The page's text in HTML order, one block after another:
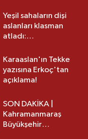
Yeşil sahaların dişi
aslanları klasman
atladı:
üst lige iki transfer!
Karaaslan'ın Tekke
yazısına Erkoç'tan
açıklama!
SON DAKİKA |
Kahramanmaraş
Büyükşehir